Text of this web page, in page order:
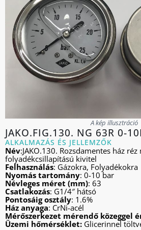
A kép illusztráció
JAKO.FIG.130. NG 63R 0-
ALKALMAZÁS ÉS JELLEMZŐK
Név:JAKO.130. Rozsdamentes ház
folyadékcsillapítású kivitel
Felhasználás: Gázokra, Folyadékokra
Nyomás tartomány: 0-10 bar
Névleges méret (mm): 63
Csatlakozás: G1/4″ hátsó
Pontosáig osztály: 1.6%
Ház anyaga: CrNi-acél
Mérőszerkezet mérendő közeggel
Üzemi hőmérséklet: Glicerinnel